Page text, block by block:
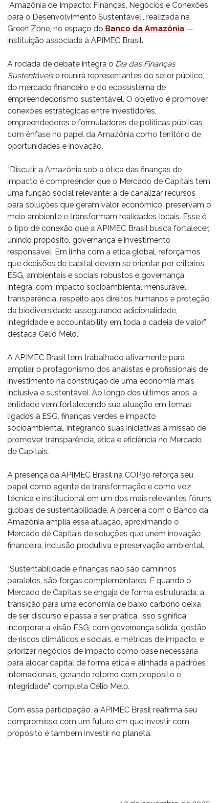
“Amazônia de Impacto: Finanças, Negócios e Conexões
para o Desenvolvimento Sustentável”, realizada na
Green Zone, no espaço do Banco da Amazônia —
instituição associada à APIMEC Brasil.
A rodada de debate integra o Dia das Finanças
Sustentáveise reunirá representantes do setor público,
do mercado financeiro e do ecossistema de
empreendedorismo sustentável. O objetivo é promover
conexões estratégicas entre investidores,
empreendedores e formuladores de políticas públicas,
com ênfase no papel da Amazônia como território de
oportunidades e inovação.
“Discutir a Amazônia sob a ótica das finanças de
impacto é compreender que o Mercado de Capitais tem
uma função social relevante: a de canalizar recursos
para soluções que geram valor econômico, preservam o
meio ambiente e transformam realidades locais. Esse é
o tipo de conexão que a APIMEC Brasil busca fortalecer,
unindo propósito, governança e investimento
responsável. Em linha com a ética global, reforçamos
que decisões de capital devem se orientar por critérios
ESG, ambientais e sociais robustos e governança
íntegra, com impacto socioambiental mensurável,
transparência, respeito aos direitos humanos e proteção
da biodiversidade, assegurando adicionalidade,
integridade e accountability em toda a cadeia de valor”,
destaca Célio Melo.
A APIMEC Brasil tem trabalhado ativamente para
ampliar o protagonismo dos analistas e profissionais de
investimento na construção de uma economia mais
inclusiva e sustentável. Ao longo dos últimos anos, a
entidade vem fortalecendo sua atuação em temas
ligados à ESG, finanças verdes e impacto
socioambiental, integrando suas iniciativas à missão de
promover transparência, ética e eficiência no Mercado
de Capitais.
A presença da APIMEC Brasil na COP30 reforça seu
papel como agente de transformação e como voz
técnica e institucional em um dos mais relevantes fóruns
globais de sustentabilidade. A parceria com o Banco da
Amazônia amplia essa atuação, aproximando o
Mercado de Capitais de soluções que unem inovação
financeira, inclusão produtiva e preservação ambiental.
“Sustentabilidade e finanças não são caminhos
paralelos, são forças complementares. E quando o
Mercado de Capitais se engaja de forma estruturada, a
transição para uma economia de baixo carbono deixa
de ser discurso e passa a ser prática. Isso significa
incorporar a visão ESG, com governança sólida, gestão
de riscos climáticos e sociais, e métricas de impacto, e
priorizar negócios de impacto como base necessária
para alocar capital de forma ética e alinhada a padrões
internacionais, gerando retorno com propósito e
integridade”, completa Célio Melo.
Com essa participação, a APIMEC Brasil reafirma seu
compromisso com um futuro em que investir com
propósito é também investir no planeta.